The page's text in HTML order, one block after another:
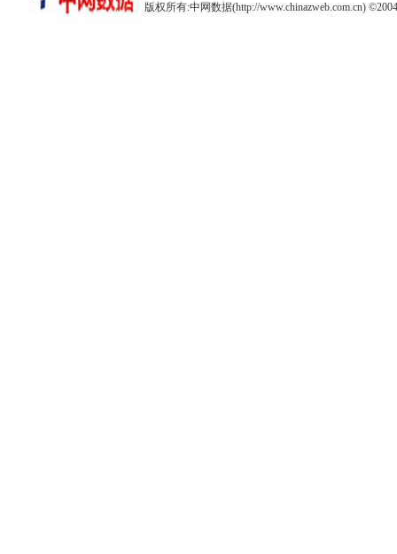
版权所有:中网数据(http://www.chinazweb.com.cn)